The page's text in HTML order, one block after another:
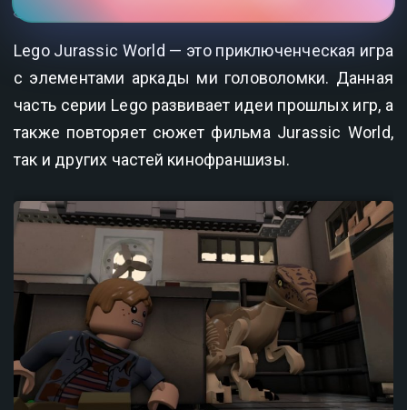
Lego Jurassic World — это приключенческая игра
с элементами аркады ми головоломки. Данная
часть серии Lego развивает идеи прошлых игр, а
также повторяет сюжет фильма Jurassic World,
так и других частей кинофраншизы.